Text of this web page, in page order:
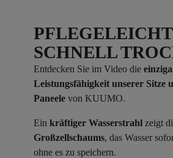
SCHNELL
Entdecken Sie im Video die
Leistungsfähigkeit unserer Sitze
Paneele von KUUMO.
Ein kräftiger Wasserstrahl zeigt
Großzellschaums, das Wasser
ohne es zu speichern.